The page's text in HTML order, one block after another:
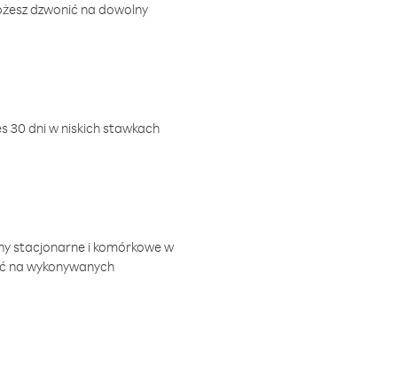
dzwonić na dowolny
30 dni w niskich stawkach
stacjonarne i komórkowe w
na wykonywanych